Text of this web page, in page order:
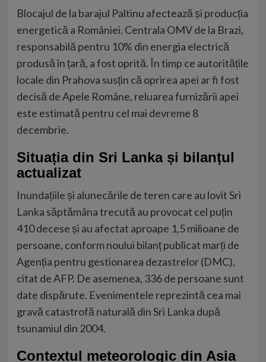
Blocajul de la barajul Paltinu afectează și producția
energetică a României. Centrala OMV de la Brazi,
responsabilă pentru 10% din energia electrică
produsă în țară, a fost oprită. În timp ce autoritățile
locale din Prahova susțin că oprirea apei ar fi fost
decisă de Apele Române, reluarea furnizării apei
este estimată pentru cel mai devreme 8
decembrie.
Situația din Sri Lanka și bilanțul
actualizat
Inundațiile și alunecările de teren care au lovit Sri
Lanka săptămâna trecută au provocat cel puțin
410 decese și au afectat aproape 1,5 milioane de
persoane, conform noului bilanț publicat marți de
Agenția pentru gestionarea dezastrelor (DMC),
citat de AFP. De asemenea, 336 de persoane sunt
date dispărute. Evenimentele reprezintă cea mai
gravă catastrofă naturală din Sri Lanka după
tsunamiul din 2004.
Contextul meteorologic din Asia